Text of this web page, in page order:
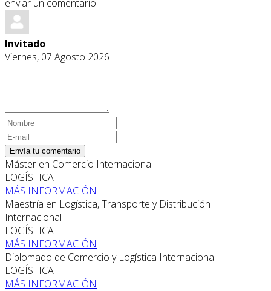
enviar un comentario.
Invitado
Viernes, 07 Agosto 2026
Envía tu comentario
Máster en Comercio Internacional
LOGÍSTICA
MÁS INFORMACIÓN
Maestría en Logística, Transporte y Distribución
Internacional
LOGÍSTICA
MÁS INFORMACIÓN
Diplomado de Comercio y Logística Internacional
LOGÍSTICA
MÁS INFORMACIÓN